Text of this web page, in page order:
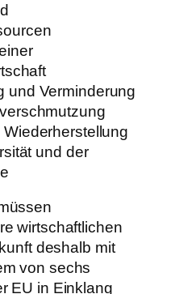
und Verminderung
und der
wirtschaftlichen
deshalb mit
von sechs
EU in Einklang